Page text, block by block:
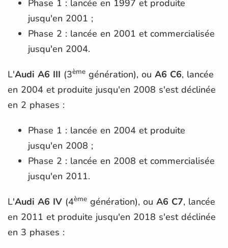
Phase 1 : lancée en 1997 et produite
jusqu'en 2001 ;
Phase 2 : lancée en 2001 et commercialisée
jusqu'en 2004.
L'Audi A6 III (3ème génération), ou A6 C6, lancée
en 2004 et produite jusqu'en 2008 s'est déclinée
en 2 phases :
Phase 1 : lancée en 2004 et produite
jusqu'en 2008 ;
Phase 2 : lancée en 2008 et commercialisée
jusqu'en 2011.
L'Audi A6 IV (4ème génération), ou A6 C7, lancée
en 2011 et produite jusqu'en 2018 s'est déclinée
en 3 phases :